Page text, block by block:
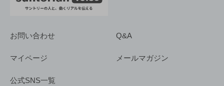
お問い合わせ Q&A
マイページ メールマガジン
公式SNS一覧